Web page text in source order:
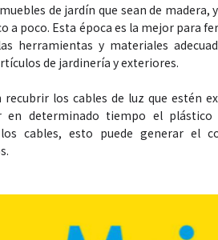
de jardín que sean de madera,
a poco. Esta época es la mejor para
herramientas y materiales
de jardinería y exteriores.
recubrir los cables de luz que estén
en determinado tiempo el
los cables, esto puede generar el
Espectáculos
“Donde quiera que
primer capítulo del
“FRAGMENTOS” su